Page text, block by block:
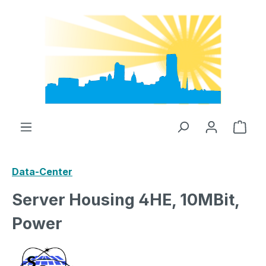
Zum Hauptinhalt springen
Data-Center
Server Housing 4HE, 10MBit,
Power